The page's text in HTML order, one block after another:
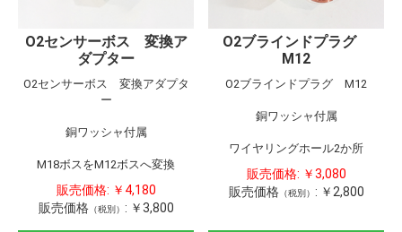
O2センサーボス 変換ア
ダプター
O2センサーボス 変換アダプタ
ー
銅ワッシャ付属
M18ボスをM12ボスへ変換
販売価格: ￥4,180
販売価格（税別） : ￥3,800
O2ブラインドプラグ
M12
O2ブラインドプラグ M12
銅ワッシャ付属
ワイヤリングホール2か所
販売価格: ￥3,080
販売価格（税別） : ￥2,800